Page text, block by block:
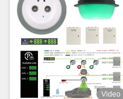
Video